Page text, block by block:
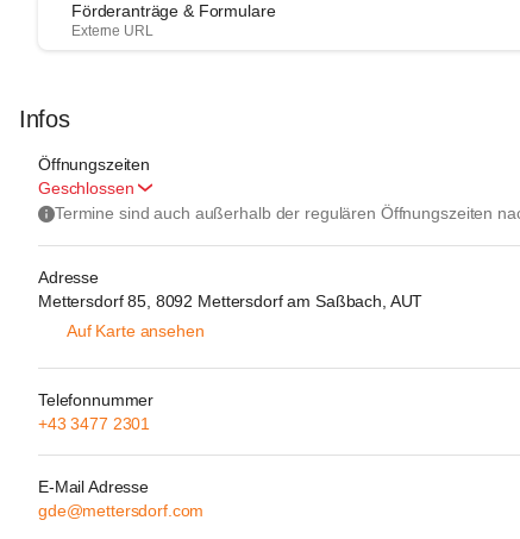
Förderanträge & Formulare
Externe URL
Infos
Öffnungszeiten
Geschlossen
Termine sind auch außerhalb der regulären Öffnungszeiten
Adresse
Mettersdorf 85, 8092 Mettersdorf am Saßbach, AUT
Auf Karte ansehen
Telefonnummer
+43 3477 2301
E-Mail Adresse
gde@mettersdorf.com